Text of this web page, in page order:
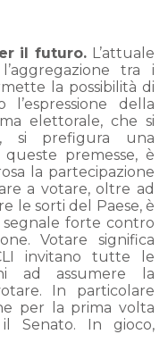
il futuro. L’attuale
tra i
la possibilità di
della
elettorale, che si
si prefigura una
premesse, è
la partecipazione
a votare, oltre ad
le sorti del Paese, è
forte contro
Votare significa
invitano tutte le
ad assumere la
In particolare
per la prima volta
Senato. In gioco,